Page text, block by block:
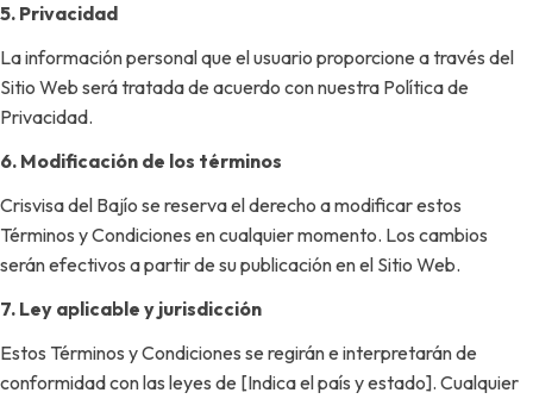
5. Privacidad
La información personal que el usuario proporcione a través del
Sitio Web será tratada de acuerdo con nuestra Política de
Privacidad.
6. Modificación de los términos
Crisvisa del Bajío se reserva el derecho a modificar estos
Términos y Condiciones en cualquier momento. Los cambios
serán efectivos a partir de su publicación en el Sitio Web.
7. Ley aplicable y jurisdicción
Estos Términos y Condiciones se regirán e interpretarán de
conformidad con las leyes de [Indica el país y estado]. Cualquier